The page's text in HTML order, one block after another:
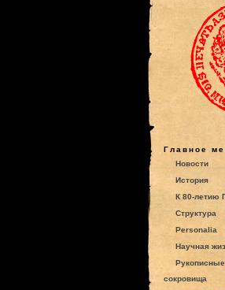
Главное
Новости
История
К 80-летию
Структура
Personalia
Научная
Рукописные
сокровища